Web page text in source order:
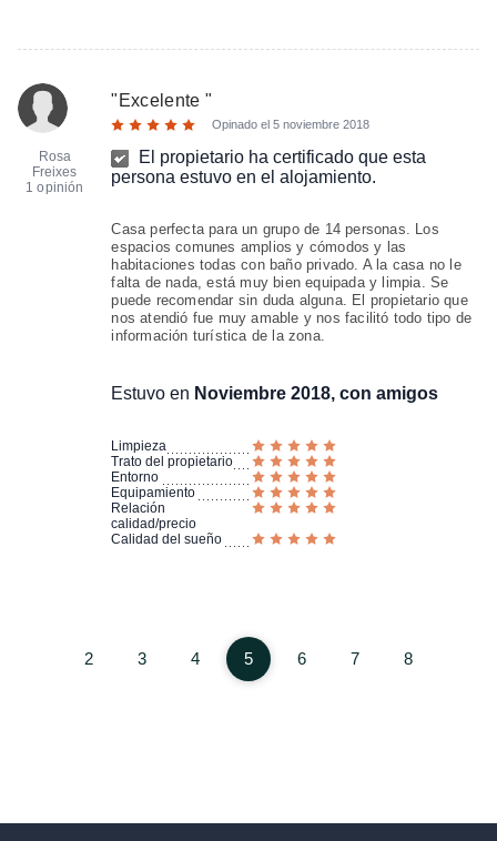
Rosa
Freixes
1 opinión
" Excelente "
Opinado el5 noviembre 2018
El propietario ha certificado que esta
persona estuvo en el alojamiento.
Casa perfecta para un grupo de 14 personas. Los
espacios comunes amplios y cómodos y las
habitaciones todas con baño privado. A la casa no le
falta de nada, está muy bien equipada y limpia. Se
puede recomendar sin duda alguna. El propietario que
nos atendió fue muy amable y nos facilitó todo tipo de
información turística de la zona.
Estuvo en Noviembre 2018, con amigos
Limpieza
Trato del propietario
Entorno
Equipamiento
Relación
calidad/precio
Calidad del sueño
2 3 4 5 6 7 8